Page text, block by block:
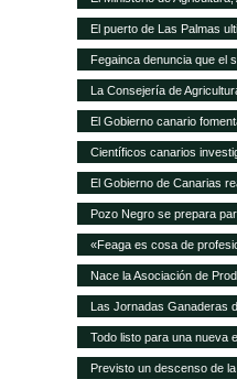
nueva convocatoria de
aplicada al sector
El puerto de Las Palmas
Alimentos
Fegainca denuncia que el
POSEI 2013»
La Consejería de
láctea y queserías
El Gobierno canario
Científicos canarios
alimentación de ganado
El Gobierno de Canarias
y quesos de las Islas
Pozo Negro se prepara
«Feaga es cosa de
Nace la Asociación de
Las Jornadas Ganaderas
reivindicación al respeto
Todo listo para una nueva
Previsto un descenso de